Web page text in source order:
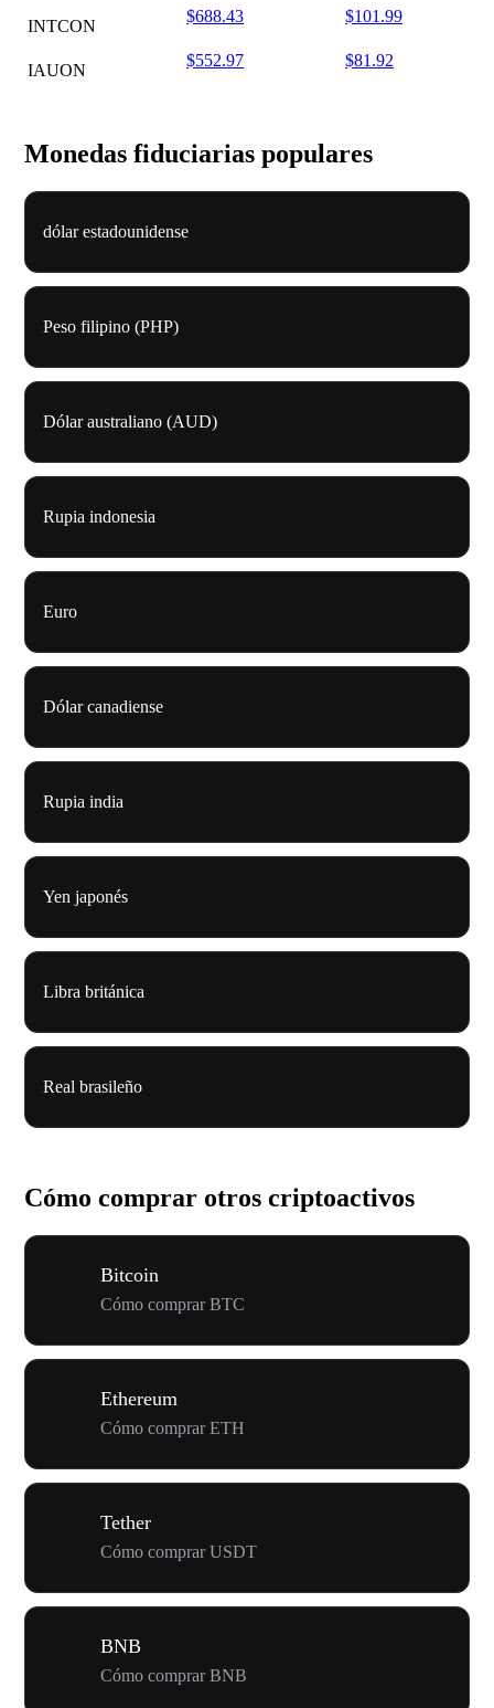
INTCON
$688.43 $101.99
IAUON
$552.97 $81.92
Monedas fiduciarias populares
dólar estadounidense
Peso filipino (PHP)
Dólar australiano (AUD)
Rupia indonesia
Euro
Dólar canadiense
Rupia india
Yen japonés
Libra británica
Real brasileño
Cómo comprar otros criptoactivos
Bitcoin
Cómo comprar BTC
Ethereum
Cómo comprar ETH
Tether
Cómo comprar USDT
BNB
Cómo comprar BNB